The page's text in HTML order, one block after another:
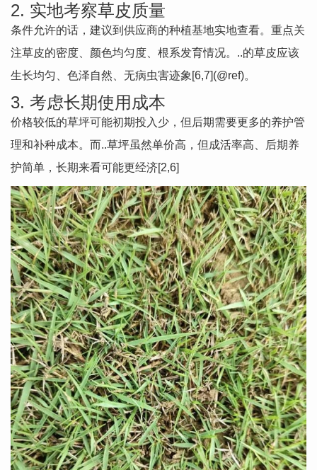
2. 实地考察草皮质量
条件允许的话，建议到供应商的种植基地实地查看。重点关
注草皮的密度、颜色均匀度、根系发育情况。..的草皮应该
生长均匀、色泽自然、无病虫害迹象[6,7](@ref)。
3. 考虑长期使用成本
价格较低的草坪可能初期投入少，但后期需要更多的养护管
理和补种成本。而..草坪虽然单价高，但成活率高、后期养
护简单，长期来看可能更经济[2,6]